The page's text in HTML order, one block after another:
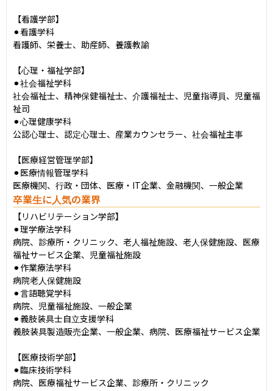
【看護学部】
⚫︎看護学科
看護師、栄養士、助産師、養護教諭
【心理・福祉学部】
⚫︎社会福祉学科
社会福祉士、精神保健福祉士、介護福祉士、児童指導員、児童福
祉司
⚫︎心理健康学科
公認心理士、認定心理士、産業カウンセラー、社会福祉主事
【医療経営管理学部】
⚫︎医療情報管理学科
医療機関、行政・団体、医療・IT企業、金融機関、一般企業
卒業生に人気の業界
【リハビリテーション学部】
⚫︎理学療法学科
病院、診療所・クリニック、老人福祉施設、老人保健施設、医療
福祉サービス企業、児童福祉施設
⚫︎作業療法学科
病院老人保健施設
⚫︎言語聴覚学科
病院、児童福祉施設、一般企業
⚫︎義肢装具士自立支援学科
義肢装具製造販売企業、一般企業、病院、医療福祉サービス企業
【医療技術学部】
⚫︎臨床技術学科
病院、医療福祉サービス企業、診療所・クリニック